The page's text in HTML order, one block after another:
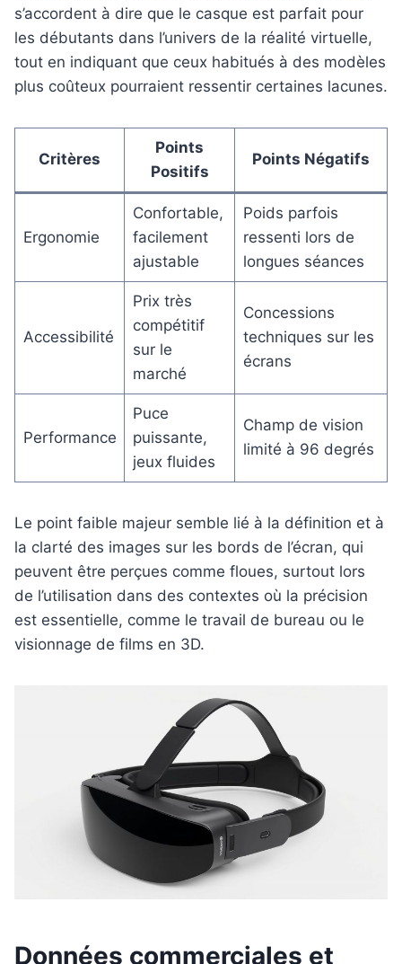
s’accordent à dire que le casque est parfait pour
les débutants dans l’univers de la réalité virtuelle,
tout en indiquant que ceux habitués à des modèles
plus coûteux pourraient ressentir certaines lacunes.
Critères
Points
Positifs
Points Négatifs
Ergonomie
Confortable,
facilement
ajustable
Poids parfois
ressenti lors de
longues séances
Accessibilité
Prix très
compétitif
sur le
marché
Concessions
techniques sur les
écrans
Performance
Puce
puissante,
jeux fluides
Champ de vision
limité à 96 degrés
Le point faible majeur semble lié à la définition et à
la clarté des images sur les bords de l’écran, qui
peuvent être perçues comme floues, surtout lors
de l’utilisation dans des contextes où la précision
est essentielle, comme le travail de bureau ou le
visionnage de films en 3D.
Données commerciales et